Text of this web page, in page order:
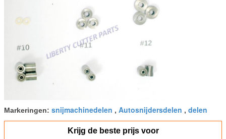
Markeringen: snijmachinedelen , Autosnijdersdelen , delen
Krijg de beste prijs voor